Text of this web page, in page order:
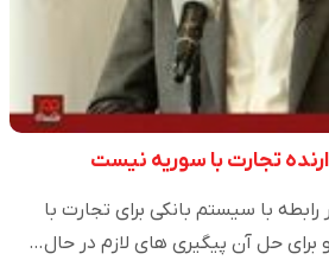
تجارت با سوریه نیست
با سیستم بانکی برای تجارت با
حل آن پیگیری های لازم در حال…